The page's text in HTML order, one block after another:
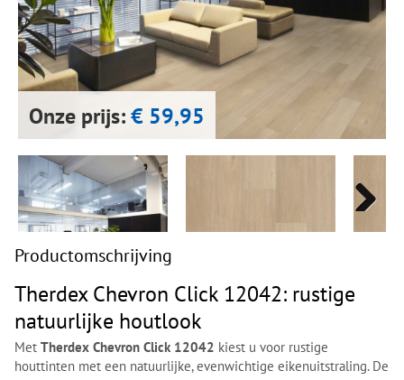
Onze prijs:€ 59,95
Next
Next
Productomschrijving
Therdex Chevron Click 12042: rustige
natuurlijke houtlook
Met Therdex Chevron Click 12042 kiest u voor rustige
houttinten met een natuurlijke, evenwichtige eikenuitstraling. De